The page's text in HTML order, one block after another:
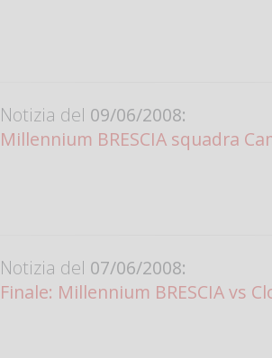
Notizia del 09/06/2008:
Millennium BRESCIA squadra
Notizia del 07/06/2008:
Finale: Millennium BRESCIA vs